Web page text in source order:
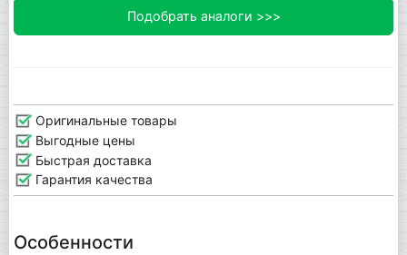
Подобрать аналоги >>>
Оригинальные товары
Выгодные цены
Быстрая доставка
Гарантия качества
Особенности